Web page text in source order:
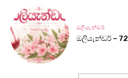
ඔලියැන්ඩර්
ඔලියැන්ඩර් – 72